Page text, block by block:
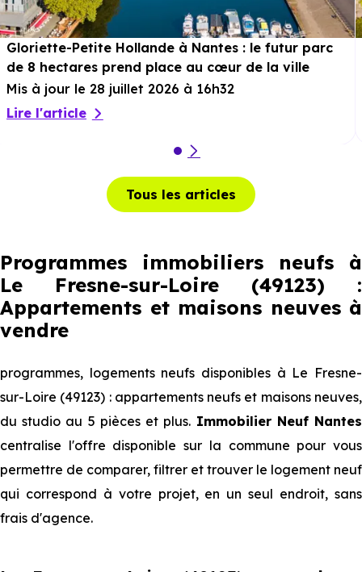
Gloriette-Petite Hollande à Nantes : le futur parc
de 8 hectares prend place au cœur de la ville
Mis à jour le 28 juillet 2026 à 16h32
Lire l'article
Tous les articles
Programmes immobiliers neufs à
Le Fresne-sur-Loire (49123) :
Appartements et maisons neuves à
vendre
programmes, logements neufs disponibles à Le Fresne-
sur-Loire (49123) : appartements neufs et maisons neuves,
du studio au 5 pièces et plus. Immobilier Neuf Nantes
centralise l'offre disponible sur la commune pour vous
permettre de comparer, filtrer et trouver le logement neuf
qui correspond à votre projet, en un seul endroit, sans
frais d'agence.